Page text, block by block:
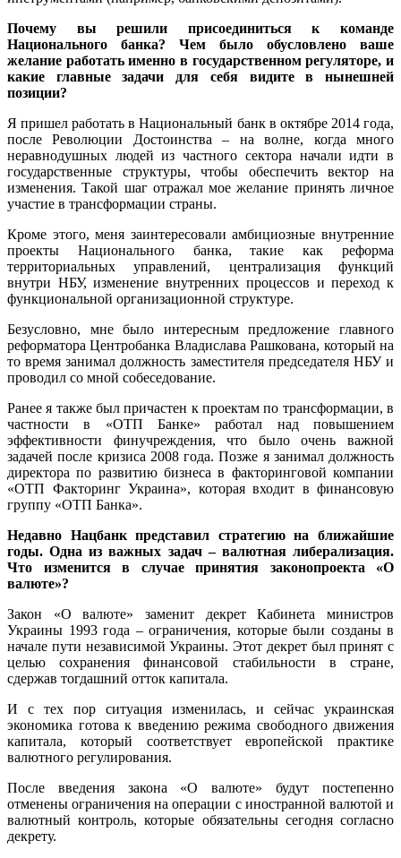
Почему вы решили присоединиться к команде
Национального банка? Чем было обусловлено ваше
желание работать именно в государственном регуляторе, и
какие главные задачи для себя видите в нынешней
позиции?
Я пришел работать в Национальный банк в октябре 2014 года,
после Революции Достоинства – на волне, когда много
неравнодушных людей из частного сектора начали идти в
государственные структуры, чтобы обеспечить вектор на
изменения. Такой шаг отражал мое желание принять личное
участие в трансформации страны.
Кроме этого, меня заинтересовали амбициозные внутренние
проекты Национального банка, такие как реформа
территориальных управлений, централизация функций
внутри НБУ, изменение внутренних процессов и переход к
функциональной организационной структуре.
Безусловно, мне было интересным предложение главного
реформатора Центробанка Владислава Рашкована, который на
то время занимал должность заместителя председателя НБУ и
проводил со мной собеседование.
Ранее я также был причастен к проектам по трансформации, в
частности в «ОТП Банке» работал над повышением
эффективности финучреждения, что было очень важной
задачей после кризиса 2008 года. Позже я занимал должность
директора по развитию бизнеса в факторинговой компании
«ОТП Факторинг Украина», которая входит в финансовую
группу «ОТП Банка».
Недавно Нацбанк представил стратегию на ближайшие
годы. Одна из важных задач – валютная либерализация.
Что изменится в случае принятия законопроекта «О
валюте»?
Закон «О валюте» заменит декрет Кабинета министров
Украины 1993 года – ограничения, которые были созданы в
начале пути независимой Украины. Этот декрет был принят с
целью сохранения финансовой стабильности в стране,
сдержав тогдашний отток капитала.
И с тех пор ситуация изменилась, и сейчас украинская
экономика готова к введению режима свободного движения
капитала, который соответствует европейской практике
валютного регулирования.
После введения закона «О валюте» будут постепенно
отменены ограничения на операции с иностранной валютой и
валютный контроль, которые обязательны сегодня согласно
декрету.